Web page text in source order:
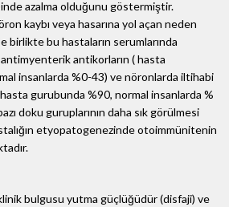
azalma olduğunu göstermiştir.
kaybı veya hasarına yol açan neden
birlikte bu hastaların serumlarında
antikorların ( hasta
insanlarda %0-43) ve nöronlarda iltihabi
gurubunda %90, normal insanlarda %
doku guruplarının daha sık görülmesi
etyopatogenezinde otoimmünitenin
bulgusu yutma güçlüğüdür (disfaji) ve